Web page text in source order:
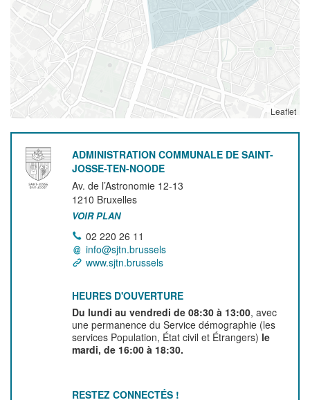
Leaflet
ADMINISTRATION COMMUNALE DE SAINT-
JOSSE-TEN-NOODE
Av. de l’Astronomie 12-13
1210 Bruxelles
VOIR PLAN
02 220 26 11
info@sjtn.brussels
www.sjtn.brussels
HEURES D'OUVERTURE
Du lundi au vendredi de 08:30 à 13:00, avec
une permanence du Service démographie (les
services Population, État civil et Étrangers) le
mardi, de 16:00 à 18:30.
RESTEZ CONNECTÉS !